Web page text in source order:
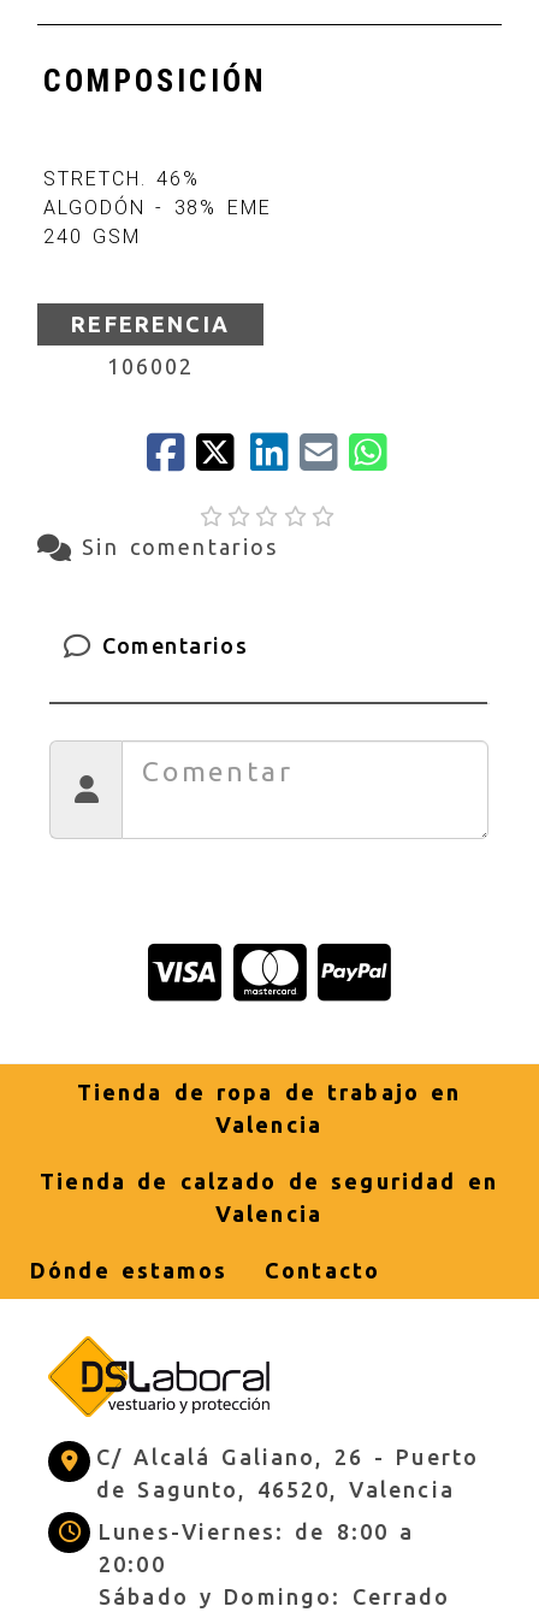
COMPOSICIÓN
STRETCH. 46%
ALGODÓN - 38% EME
240 GSM
REFERENCIA
106002
Sin comentarios
Comentarios
Tienda de ropa de trabajo en
Valencia
Tienda de calzado de seguridad en
Valencia
Dónde estamos Contacto
C/ Alcalá Galiano, 26 - Puerto
de Sagunto, 46520, Valencia
Lunes-Viernes: de 8:00 a
20:00
Sábado y Domingo: Cerrado